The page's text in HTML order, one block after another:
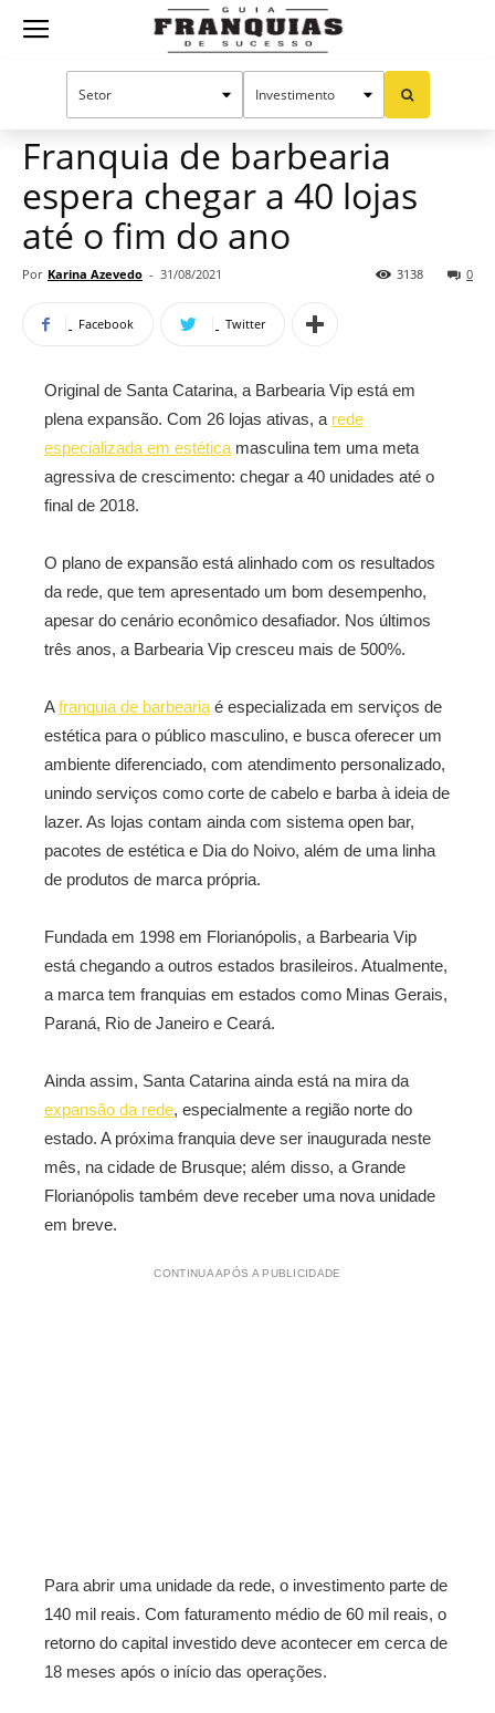
Guia
Mercado de franquias
Franquia de barbearia
espera chegar a 40 lojas
até o fim do ano
Por Karina Azevedo - 31/08/2021 0
3138
Facebook Twitter
Original de Santa Catarina, a Barbearia Vip está em
plena expansão. Com 26 lojas ativas, a rede
especializada em estética masculina tem uma meta
agressiva de crescimento: chegar a 40 unidades até o
final de 2018.
O plano de expansão está alinhado com os resultados
da rede, que tem apresentado um bom desempenho,
apesar do cenário econômico desafiador. Nos últimos
três anos, a Barbearia Vip cresceu mais de 500%.
Afranquia de barbearia é especializada em serviços de
estética para o público masculino, e busca oferecer um
ambiente diferenciado, com atendimento personalizado,
unindo serviços como corte de cabelo e barba à ideia de
lazer. As lojas contam ainda com sistema open bar,
pacotes de estética e Dia do Noivo, além de uma linha
de produtos de marca própria.
Fundada em 1998 em Florianópolis, a Barbearia Vip
está chegando a outros estados brasileiros. Atualmente,
a marca tem franquias em estados como Minas Gerais,
Paraná, Rio de Janeiro e Ceará.
Ainda assim, Santa Catarina ainda está na mira da
expansão da rede, especialmente a região norte do
estado. A próxima franquia deve ser inaugurada neste
mês, na cidade de Brusque; além disso, a Grande
Florianópolis também deve receber uma nova unidade
em breve.
CONTINUA APÓS A PUBLICIDADE
Para abrir uma unidade da rede, o investimento parte de
140 mil reais. Com faturamento médio de 60 mil reais, o
retorno do capital investido deve acontecer em cerca de
18 meses após o início das operações.